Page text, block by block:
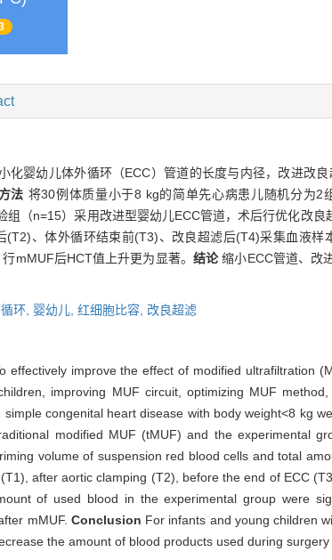
化婴幼儿体外循环（ECC）管道的长度与内径，改进改
方法 将30例体质量小于8 kg的简单先心病患儿随机分为
组（n=15）采用改进型婴幼儿ECC管道，术后行优化改
(T2)、体外循环结束前(T3)、改良超滤后(T4)采集血液样
mMUF后HCT值上升更为显著。 结论缩小ECC管道、改
环, 婴幼儿, 红细胞比容, 改良超滤
effectively improve the effect of modified ultrafiltration
improving MUF circuit, optimizing MUF
simple congenital heart disease with body weight<8 kg
modified MUF (tMUF) and the experimental
volume of suspension red blood cells and total
after aortic clamping (T2), before the end of ECC
of used blood in the experimental group were
mMUF. Conclusion For infants and young children
the amount of blood products used during